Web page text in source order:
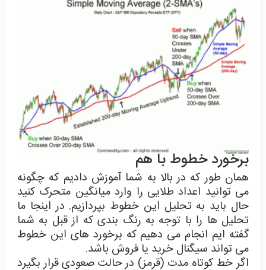
برخورد خطوط با هم
همان طور که در بالا به شما آموزش دادیم که چگونه
می توانید اعداد طلایی را وارد میانگین متحرک کنید
حال باید به تحلیل این خطوط بپردازیم. در اینجا ما
تحلیل ها را با توجه به رنگ بندی که از قبل به شما
گفته ایم انجام می دهیم که برخورد های این خطوط
می تواند سیگنال خرید یا فروش باشد.
اگر خط کوتاه مدت (قرمز) در حالت صعودی قرار بگیرد